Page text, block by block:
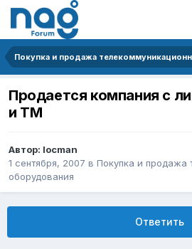
Продается компания с
и ТМ
Автор: locman
1 сентября, 2007 в Покупка и продажа
оборудования
Ответить